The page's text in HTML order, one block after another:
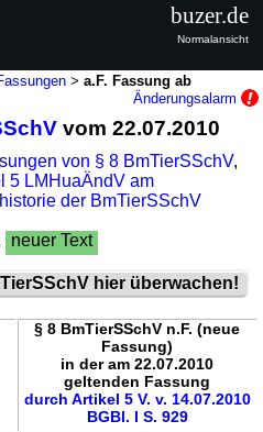
>a.F. Fassung ab
Änderungsalarm
vom 22.07.2010
von § 8 BmTierSSchV,
5 LMHuaÄndV am
der BmTierSSchV
neuer Text
hier überwachen!
§ 8 BmTierSSchV n.F. (neue
Fassung)
in der am 22.07.2010
geltenden Fassung
durch Artikel 5 V. v. 14.07.2010
BGBl. I S. 929
buzer.de
Normalansicht